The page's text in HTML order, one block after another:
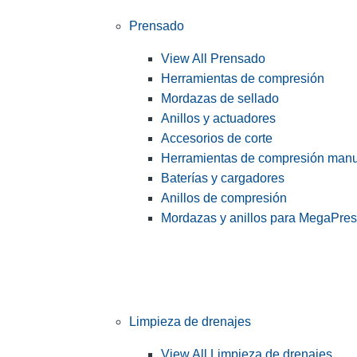
Prensado
View All Prensado
Herramientas de compresión
Mordazas de sellado
Anillos y actuadores
Accesorios de corte
Herramientas de compresión
Baterías y cargadores
Anillos de compresión
Mordazas y anillos para
Limpieza de drenajes
View All Limpieza de drenajes